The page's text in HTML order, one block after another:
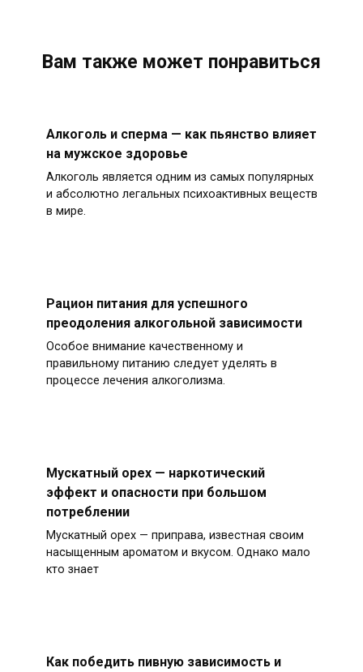
Вам также может понравиться
Алкоголь и сперма — как пьянство влияет
на мужское здоровье
Алкоголь является одним из самых популярных
и абсолютно легальных психоактивных веществ
в мире.
Рацион питания для успешного
преодоления алкогольной зависимости
Особое внимание качественному и
правильному питанию следует уделять в
процессе лечения алкоголизма.
Мускатный орех — наркотический
эффект и опасности при большом
потреблении
Мускатный орех — приправа, известная своим
насыщенным ароматом и вкусом. Однако мало
кто знает
Как победить пивную зависимость и